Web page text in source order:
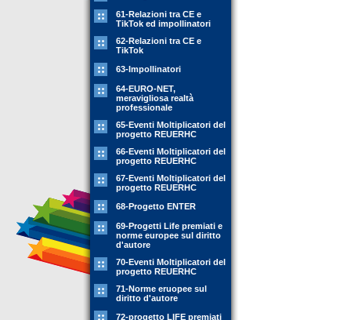
61-Relazioni tra CE e
TikTok ed impollinatori
62-Relazioni tra CE e
TikTok
63-Impollinatori
64-EURO-NET,
meravigliosa realtà
professionale
65-Eventi Moltiplicatori del
progetto REUERHC
66-Eventi Moltiplicatori del
progetto REUERHC
67-Eventi Moltiplicatori del
progetto REUERHC
68-Progetto ENTER
69-Progetti Life premiati e
norme europee sul diritto
d'autore
70-Eventi Moltiplicatori del
progetto REUERHC
71-Norme eruopee sul
diritto d'autore
72-progetto LIFE premiati